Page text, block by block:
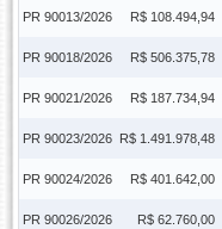
PR 90013/2026 R$ 108.494,94
PR 90018/2026 R$ 506.375,78
PR 90021/2026 R$ 187.734,94
PR 90023/2026 R$ 1.491.978,48
PR 90024/2026 R$ 401.642,00
PR 90026/2026 R$ 62.760,00